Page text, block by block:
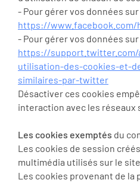
- Pour gérer vos données
https://www.facebook.com/
- Pour gérer vos données
https://support.twitter.com/
utilisation-des-cookies-et-
similaires-par-twitter
Désactiver ces cookies
interaction avec les réseaux
Les cookies exemptés du
Les cookies de session
multimédia utilisés sur le
Les cookies provenant de la